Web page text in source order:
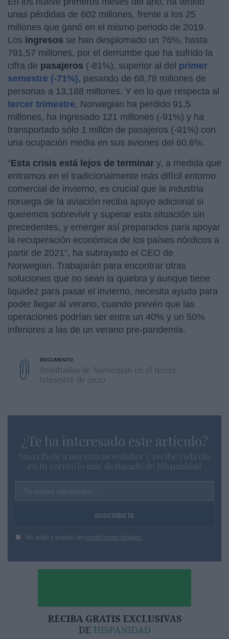
unas pérdidas de 602 millones, frente a los 25
millones que ganó en el mismo periodo de 2019.
Los ingresos se han desplomado un 76%, hasta
791,57 millones, por el derrumbe que ha sufrido la
cifra de pasajeros (-81%), superior al del primer
semestre (-71%), pasando de 68,78 millones de
personas a 13,188 millones. Y en lo que respecta al
tercer trimestre, Norwegian ha perdido 91,5
millones, ha ingresado 121 millones (-91%) y ha
transportado sólo 1 millón de pasajeros (-91%) con
una ocupación media en sus aviones del 60,6%.
“Esta crisis está lejos de terminar y, a medida que
entramos en el tradicionalmente más difícil entorno
comercial de invierno, es crucial que la industria
noruega de la aviación reciba apoyo adicional si
queremos sobrevivir y superar esta situación sin
precedentes, y emerger así preparados para apoyar
la recuperación económica de los países nórdicos a
partir de 2021”, ha subrayado el CEO de
Norwegian. Trabajarán para encontrar otras
soluciones que no sean la quiebra y aunque tiene
liquidez para pasar el invierno, necesita ayuda para
poder llegar al verano, cuando prevén que las
operaciones podrían ser entre un 40% y un 50%
inferiores a las de un verano pre-pandemia.
Resultados de Norwegian en el tercer
trimestre de 2020
¿Te ha interesado este artículo?
Suscríbete a nuestro newsletter y recibe cada dia
en tu correo lo más destacado de Hispanidad
Tu correo electrónico...
He leído y acepto las condiciones legales